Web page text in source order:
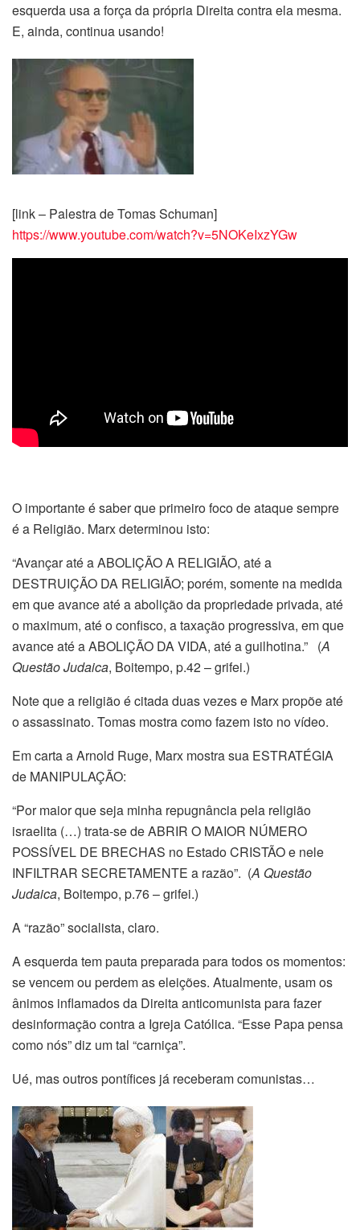
esquerda usa a força da própria Direita contra ela mesma.
E, ainda, continua usando!
[link – Palestra de Tomas Schuman]
https://www.youtube.com/watch?v=5NOKeIxzYGw
O importante é saber que primeiro foco de ataque sempre
é a Religião. Marx determinou isto:
“Avançar até a ABOLIÇÃO A RELIGIÃO, até a
DESTRUIÇÃO DA RELIGIÃO; porém, somente na medida
em que avance até a abolição da propriedade privada, até
o maximum, até o confisco, a taxação progressiva, em que
avance até a ABOLIÇÃO DA VIDA, até a guilhotina.” (A
Questão Judaica, Boitempo, p.42 – grifei.)
Note que a religião é citada duas vezes e Marx propõe até
o assassinato. Tomas mostra como fazem isto no vídeo.
Em carta a Arnold Ruge, Marx mostra sua ESTRATÉGIA
de MANIPULAÇÃO:
“Por maior que seja minha repugnância pela religião
israelita (…) trata-se de ABRIR O MAIOR NÚMERO
POSSÍVEL DE BRECHAS no Estado CRISTÃO e nele
INFILTRAR SECRETAMENTE a razão”. (A Questão
Judaica, Boitempo, p.76 – grifei.)
A “razão” socialista, claro.
A esquerda tem pauta preparada para todos os momentos:
se vencem ou perdem as eleições. Atualmente, usam os
ânimos inflamados da Direita anticomunista para fazer
desinformação contra a Igreja Católica. “Esse Papa pensa
como nós” diz um tal “carniça”.
Ué, mas outros pontífices já receberam comunistas…